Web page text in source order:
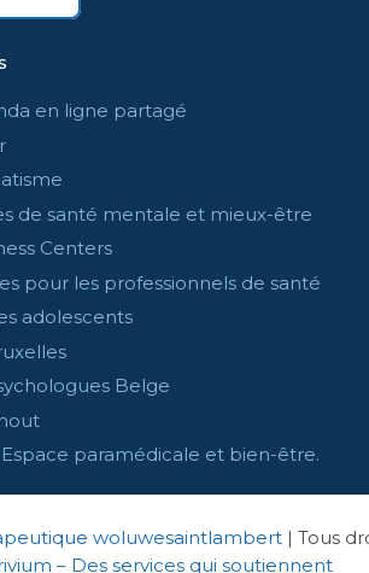
en ligne partagé
de santé mentale et mieux-être
Centers
pour les professionnels de santé
adolescents
Belge
paramédicale et bien-être.
woluwesaintlambert | Tous
– Des services qui soutiennent